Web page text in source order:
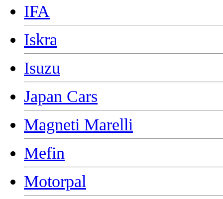
IFA
Iskra
Isuzu
Japan Cars
Magneti Marelli
Mefin
Motorpal